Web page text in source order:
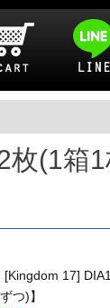
枚(1箱
[Kingdom 17]
つ)】